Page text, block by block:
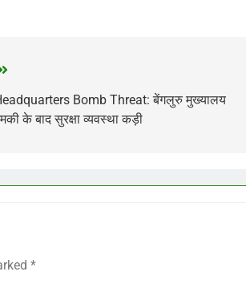
Bomb Threat: बेंगलुरु मुख्यालय
के बाद सुरक्षा व्यवस्था कड़ी
*